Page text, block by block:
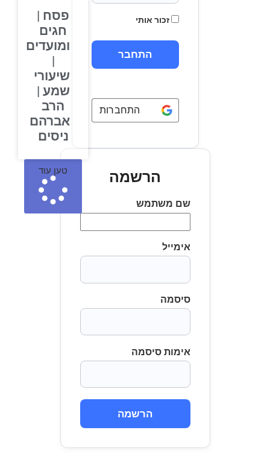
זכור אותי
התחברות באמצעות Google
הרשמה
שם משתמש
אימייל
סיסמה
אימות סיסמה
הרשמה
פסח |
חגים
ומועדים
שיעורי
שמע |
הרב
אברהם
ניסים
טען עוד